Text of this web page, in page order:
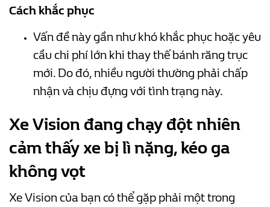
Cách khắc phục
Vấn đề này gần như khó khắc phục hoặc yêu
cầu chi phí lớn khi thay thế bánh răng trục
mới. Do đó, nhiều người thường phải chấp
nhận và chịu đựng với tình trạng này.
Xe Vision đang chạy đột nhiên
cảm thấy xe bị lì nặng, kéo ga
không vọt
Xe Vision của bạn có thể gặp phải một trong